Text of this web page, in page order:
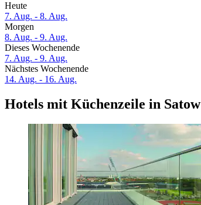
Heute
7. Aug. - 8. Aug.
Morgen
8. Aug. - 9. Aug.
Dieses Wochenende
7. Aug. - 9. Aug.
Nächstes Wochenende
14. Aug. - 16. Aug.
Hotels mit Küchenzeile in Satow